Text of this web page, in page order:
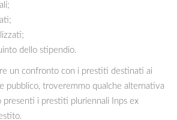
dello stipendio.
un confronto con i prestiti destinati ai
pubblico, troveremmo qualche alternativa
presenti i prestiti pluriennali Inps ex